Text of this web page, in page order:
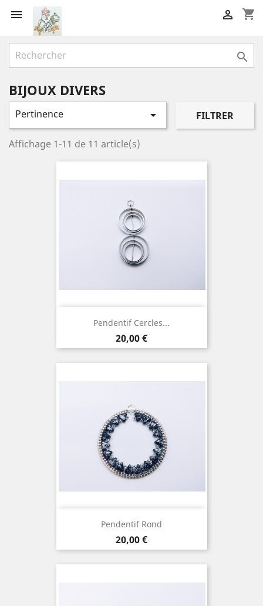
 shopping_cart


BIJOUX DIVERS
Pertinence  FILTRER
Affichage 1-11 de 11 article(s)
Pendentif Cercles...
Prix
20,00 €
Pendentif Rond
Prix
20,00 €